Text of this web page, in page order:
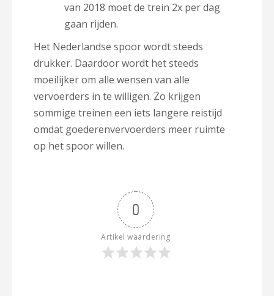
van 2018 moet de trein 2x per dag
gaan rijden.
Het Nederlandse spoor wordt steeds
drukker. Daardoor wordt het steeds
moeilijker om alle wensen van alle
vervoerders in te willigen. Zo krijgen
sommige treinen een iets langere reistijd
omdat goederenvervoerders meer ruimte
op het spoor willen.
0
Artikel waardering